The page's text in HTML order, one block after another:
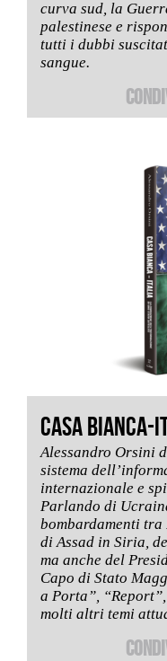
curva sud, la
palestinese e
tutti i dubbi
sangue.
CASA BIANCA-
Alessandro Orsini
sistema
internazionale e
Parlando di
bombardamenti
di Assad in Siria,
ma anche del
Capo di Stato
a Porta”,
molti altri temi